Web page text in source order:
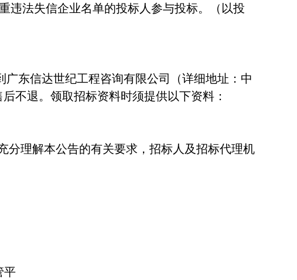
违法失信企业名单的投标人参与投标。（以投
东信达世纪工程咨询有限公司（详细地址：中
不退。领取招标资料时须提供以下资料：
分理解本公告的有关要求，招标人及招标代理机
平